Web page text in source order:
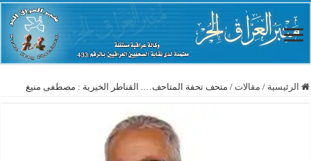
الرئيسية / مقالات / متحف تحفة المتاحف…. القناطر الخيرية : مصطفى منيغ